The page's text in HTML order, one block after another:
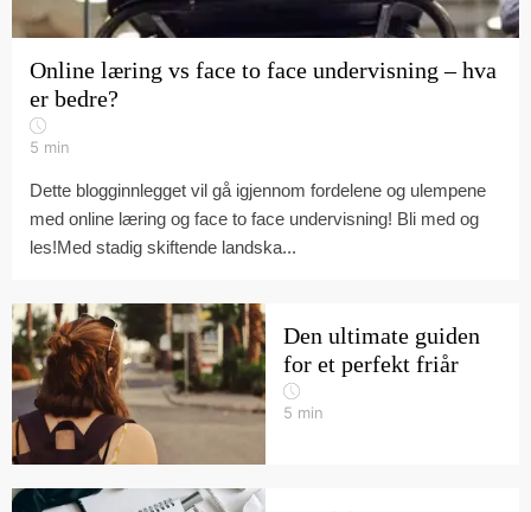
Online læring vs face to face undervisning – hva
er bedre?
5 min
Dette blogginnlegget vil gå igjennom fordelene og ulempene
med online læring og face to face undervisning! Bli med og
les!Med stadig skiftende landska...
Den ultimate guiden
for et perfekt friår
5 min